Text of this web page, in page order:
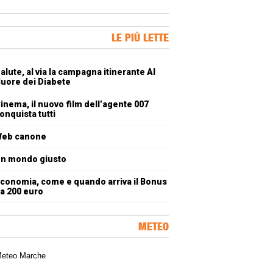
LE PIÙ LETTE
al via la campagna itinerante Al
dei Diabete
il nuovo film dell’agente 007
tutti
canone
mondo giusto
come e quando arriva il Bonus
200 euro
METEO
meteorologica delle Marche